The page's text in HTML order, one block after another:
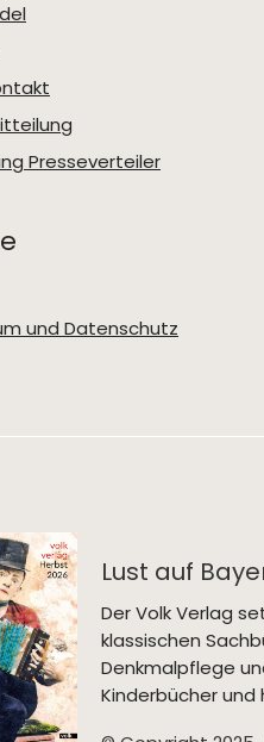
Presseverteiler
und Datenschutz
Lust auf
Der Volk Verlag
klassischen
Denkmalpflege
Kinderbücher und